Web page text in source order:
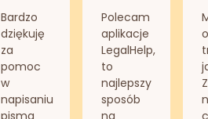
Bardzo
dziękuję
za
pomoc
w
napisaniu
pisma
Polecam
aplikacje
LegalHelp,
to
najlepszy
sposób
na